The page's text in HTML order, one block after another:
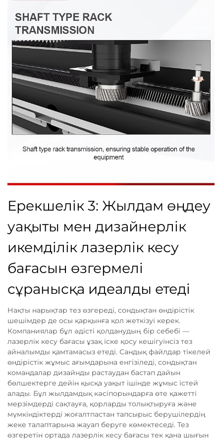
Ерекшелік 3: Жылдам өңдеу
уақыты мен дизайнерлік
икемділік лазерлік кесу
бағасын өзгермелі
сұранысқа идеалды етеді
Нақты нарықтар тез өзгереді, сондықтан өндірістік
шешімдер де осы қарқынға қол жеткізуі керек.
Компаниялар бұл әдісті қолданудың бір себебі —
лазерлік кесу бағасы ұзақ іске қосу кешігуінсіз тез
айналымды қамтамасыз етеді. Сандық файлдар тікелей
өндірістік жұмыс ағымдарына енгізіледі, сондықтан
командалар дизайнды растаудан бастап дайын
бөлшектерге дейін қысқа уақыт ішінде жұмыс істей
алады. Бұл жылдамдық кәсіпорындарға өте қажетті
мерзімдерді сақтауға, қорларды толықтыруға және
мүмкіндіктерді жоғалтпастан тапсырыс берушілердің
жеке талаптарына жауап беруге көмектеседі. Тез
өзгеретін ортада лазерлік кесу бағасы тек қана шығын